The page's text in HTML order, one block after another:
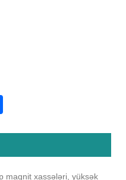
maqnit xassələri, yüksək